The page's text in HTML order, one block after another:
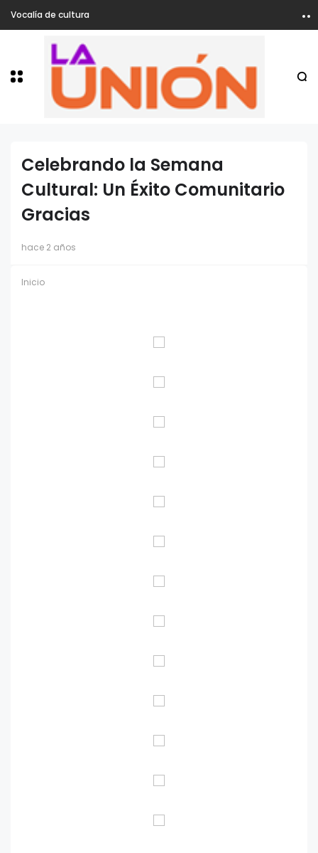
Vocalía de cultura
Celebrando la Semana
Cultural: Un Éxito Comunitario
Gracias
hace 2 años
Inicio